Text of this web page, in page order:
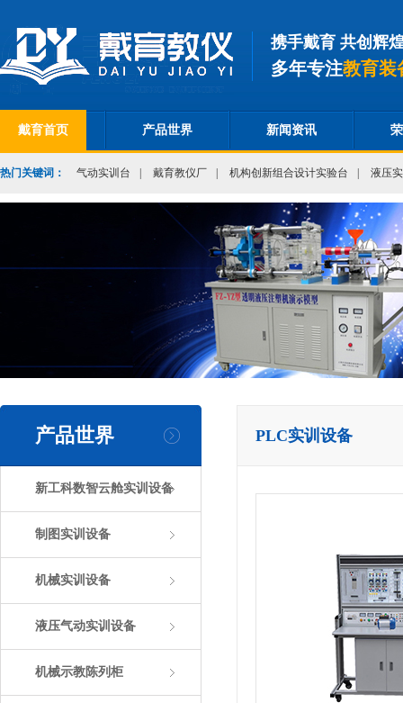
携手戴育 共创辉
多年专注教育装
戴育首页 产品世界 新闻资讯
热门关键词： 气动实训台 戴育教仪厂 机构创新组合设计实验台 液压
产品世界
新工科数智云舱实训设备
制图实训设备
机械实训设备
液压气动实训设备
机械示教陈列柜
PLC实训设备